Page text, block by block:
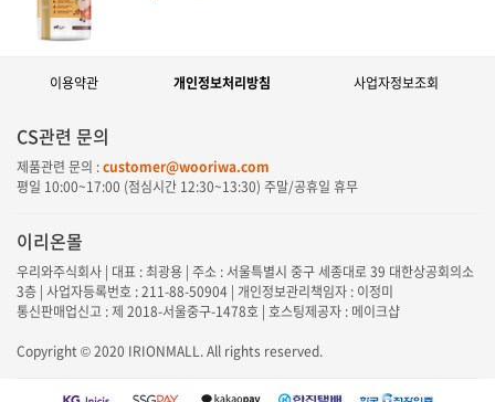
이용약관 개인정보처리방침 사업자정보조회
CS관련 문의
제품관련 문의 :customer@wooriwa.com
평일 10:00~17:00 (점심시간 12:30~13:30) 주말/공휴일 휴무
이리온몰
우리와주식회사 | 대표 : 최광용 | 주소 : 서울특별시 중구 세종대로 39 대한상공회의소
3층 | 사업자등록번호 : 211-88-50904 | 개인정보관리책임자 : 이정미
통신판매업신고 : 제 2018-서울중구-1478호 | 호스팅제공자 : 메이크샵
Copyright © 2020 IRIONMALL. All rights reserved.